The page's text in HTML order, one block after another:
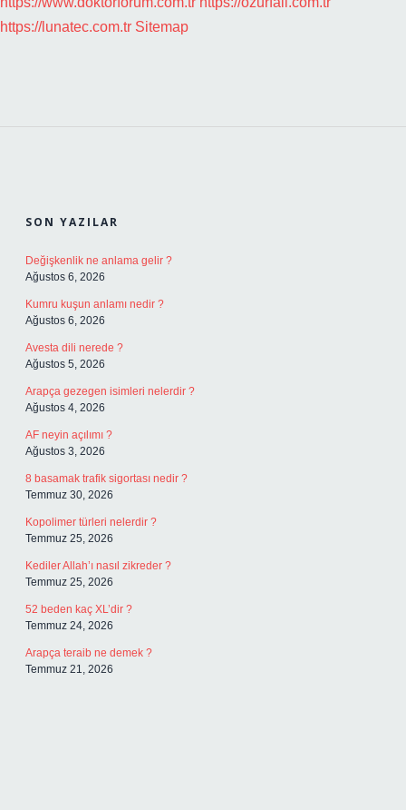
https://lunatec.com.tr Sitemap
SON YAZILAR
Değişkenlik ne anlama gelir ?
Ağustos 6, 2026
Kumru kuşun anlamı nedir ?
Ağustos 6, 2026
Avesta dili nerede ?
Ağustos 5, 2026
Arapça gezegen isimleri nelerdir ?
Ağustos 4, 2026
AF neyin açılımı ?
Ağustos 3, 2026
8 basamak trafik sigortası nedir ?
Temmuz 30, 2026
Kopolimer türleri nelerdir ?
Temmuz 25, 2026
Kediler Allah’ı nasıl zikreder ?
Temmuz 25, 2026
52 beden kaç XL’dir ?
Temmuz 24, 2026
Arapça teraib ne demek ?
Temmuz 21, 2026